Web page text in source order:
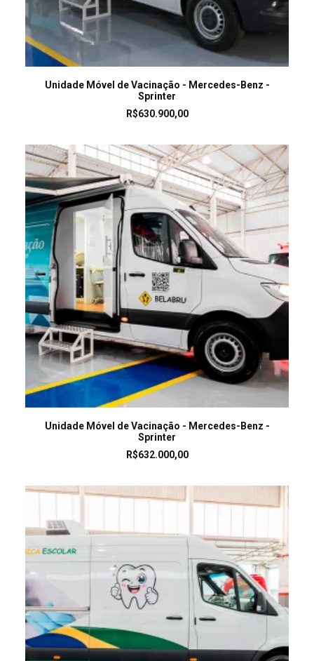
LEIA MAIS
Unidade Móvel de Vacinação - Mercedes-Benz -
Sprinter
R$630.900,00
LEIA MAIS
Unidade Móvel de Vacinação - Mercedes-Benz -
Sprinter
R$632.000,00